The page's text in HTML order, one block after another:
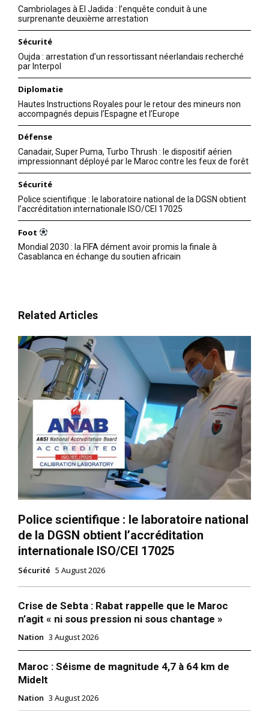
Cambriolages à El Jadida : l’enquête conduit à une
surprenante deuxième arrestation
Sécurité
Oujda : arrestation d’un ressortissant néerlandais recherché
par Interpol
Diplomatie
Hautes Instructions Royales pour le retour des mineurs non
accompagnés depuis l’Espagne et l’Europe
Défense
Canadair, Super Puma, Turbo Thrush : le dispositif aérien
impressionnant déployé par le Maroc contre les feux de forêt
Sécurité
Police scientifique : le laboratoire national de la DGSN obtient
l’accréditation internationale ISO/CEI 17025
Foot
Mondial 2030 : la FIFA dément avoir promis la finale à
Casablanca en échange du soutien africain
Related Articles
Police scientifique : le laboratoire national
de la DGSN obtient l’accréditation
internationale ISO/CEI 17025
Sécurité 5 August 2026
Crise de Sebta : Rabat rappelle que le Maroc
n’agit « ni sous pression ni sous chantage »
Nation 3 August 2026
Maroc : Séisme de magnitude 4,7 à 64 km de
Midelt
Nation 3 August 2026